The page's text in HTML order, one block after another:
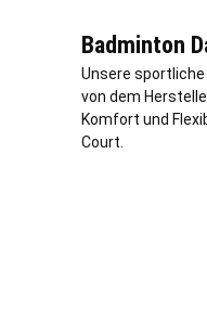
Badminton
Unsere
von dem
Komfort und
Court.